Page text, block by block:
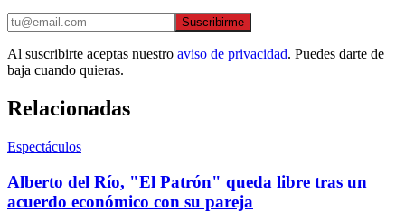
Suscribirme
Al suscribirte aceptas nuestro aviso de privacidad. Puedes darte de
baja cuando quieras.
Relacionadas
Espectáculos
Alberto del Río, "El Patrón" queda libre tras un
acuerdo económico con su pareja